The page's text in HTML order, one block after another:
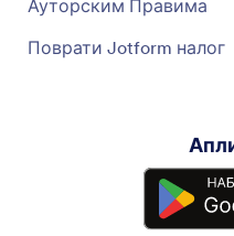
Ауторским Правима
Поврати Jotform налог